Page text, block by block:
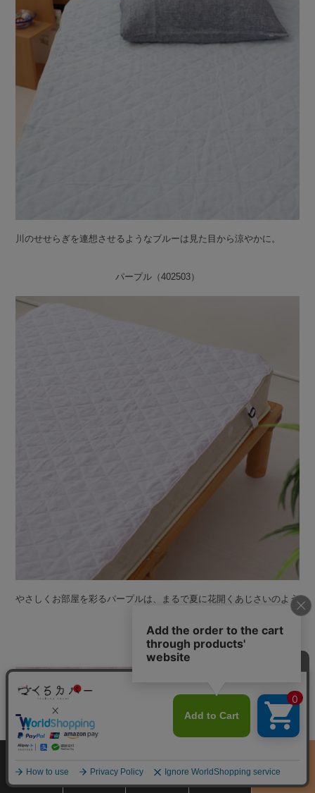
川のせせらぎを連想させるようなブルーは見た目から涼やかに。
パープル（402503）
やさしくお部屋を彩るパープルは、まるで夏に花開くあじさいのよう
商品をさがす
サイズ
お買物ガイド カート